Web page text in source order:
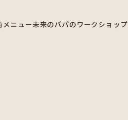
メニュー未来のパパのワークショップ